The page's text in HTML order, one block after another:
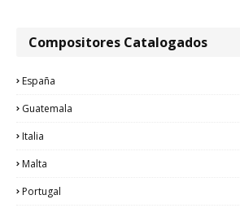
Compositores Catalogados
España
Guatemala
Italia
Malta
Portugal